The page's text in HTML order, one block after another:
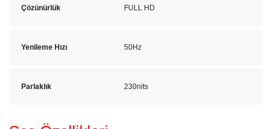
Çözünürlük FULL HD
Yenileme Hızı 50Hz
Parlaklık 230nits